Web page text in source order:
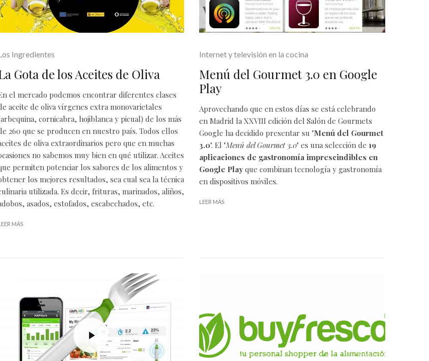
Ingredientes
Gota de los Aceites de Oliva
el mercado podemos encontrar diferentes clases
aceite de oliva vírgenes extra monovarietales
cornicabra, hojiblanca y picual) de los más
260 que se producen en nuestro país. Todos ellos
de oliva extraordinarios pero que en muchas
no sabemos muy bien en qué utilizar. Aceites
permiten potenciar los sabores de los alimentos y
los mejores resultados, sea cual sea la técnica
utilizada. Es decir, frituras, marinados, aliños,
asados, estofados, escabechados, etc.
MÁS
Internet y televisión en la cocina
Menú del Gourmet 3.0 en Google
Play
Aprovechando que en estos días se está celebrando
en Madrid la XXVIII edición del Salón de Gourmets
Google ha decidido presentar su "Menú del Gourmet
3.0". El "Menú del Gourmet 3.0" es una selección de 19
aplicaciones de gastronomía imprescindibles en
Google Play que combinan tecnología y gastronomía
en dispositivos móviles.
LEER MÁS